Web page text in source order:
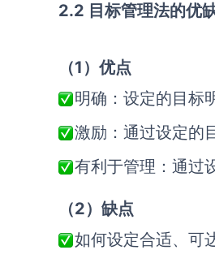
2.2 目标管理法的优
（1）优点
明确：设定的目标
激励：通过设定的
有利于管理：通过
（2）缺点
如何设定合适、可